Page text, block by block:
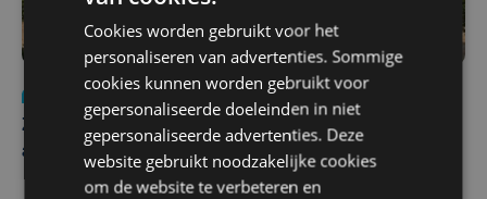
za 1 augustus | 17:21
Zwaar ongeval op E403 in Izegem: drie rijstroken
afgesloten
Cookies worden gebruikt voor het
personaliseren van advertenties. Sommige
cookies kunnen worden gebruikt voor
gepersonaliseerde doeleinden in niet
gepersonaliseerde advertenties. Deze
website gebruikt noodzakelijke cookies
om de website te verbeteren en